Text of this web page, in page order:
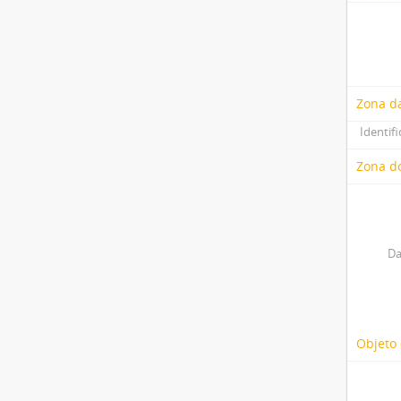
Zona
Zona
Objeto